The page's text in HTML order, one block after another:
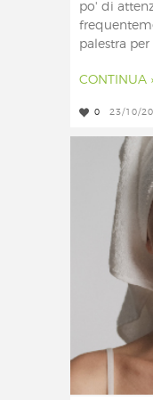
po' di
palestra per
CONTINUA
0 23/10/